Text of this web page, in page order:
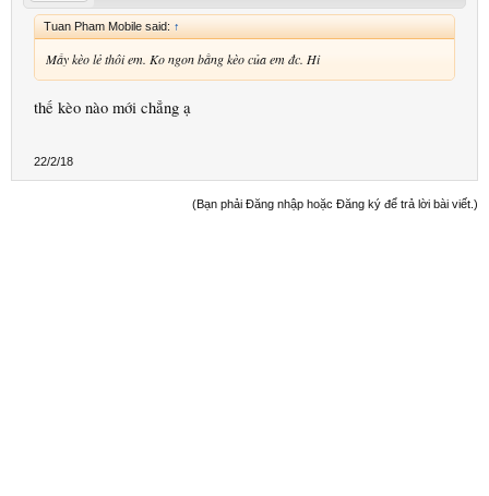
Tuan Pham Mobile said: ↑
Mấy kèo lẻ thôi em. Ko ngon bằng kèo của em đc. Hi
thế kèo nào mới chẳng ạ
22/2/18
(Bạn phải Đăng nhập hoặc Đăng ký để trả lời bài viết.)